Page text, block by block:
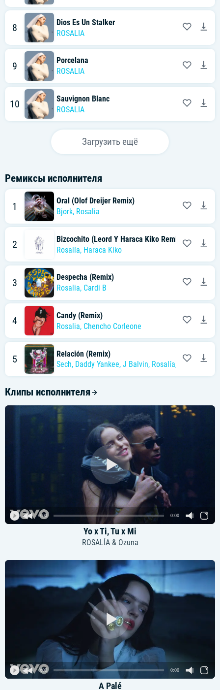
8
Dios Es Un Stalker
ROSALIA
9
Porcelana
ROSALIA
10
Sauvignon Blanc
ROSALIA
Загрузить ещё
Ремиксы исполнителя
1
Oral (Olof Dreijer Remix)
Bjork, Rosalia
2
Bizcochito (Leord Y Haraca Kiko Remix)
Rosalía, Haraca Kiko
3
Despecha (Remix)
Rosalia, Cardi B
4
Candy (Remix)
Rosalia, Chencho Corleone
5
Relación (Remix)
Sech, Daddy Yankee, J Balvin, Rosalía Farruko
Клипы исполнителя
0:00 0:00
Yo x Ti, Tu x Mi
ROSALÍA & Ozuna
0:00 0:00
A Palé